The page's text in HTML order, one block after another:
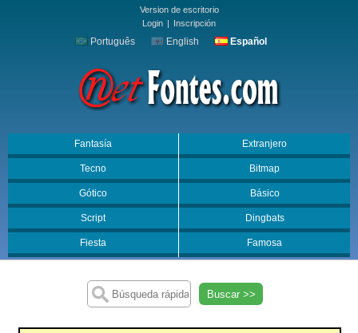
Version de escritorio
Login | Inscripción
Português English Español
Fantasía Extranjero
Tecno Bitmap
Gótico Básico
Script Dingbats
Fiesta Famosa
Buscar >>